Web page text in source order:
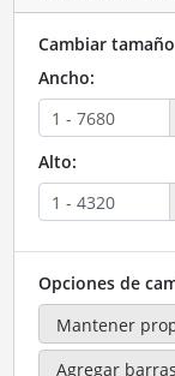
Cambiar
Ancho:
Alto:
Opciones de